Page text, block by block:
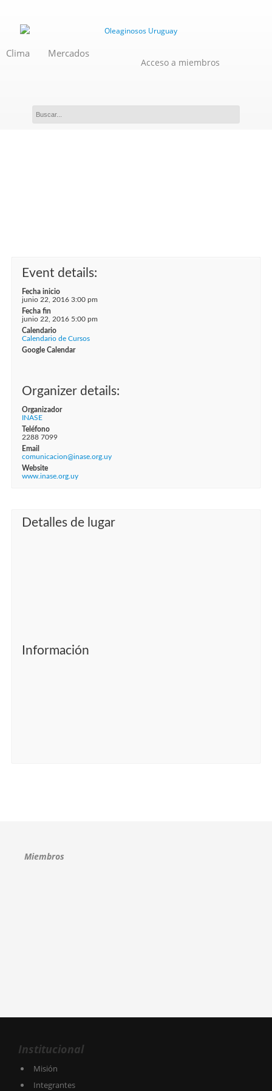
Clima Mercados
Acceso a miembros
Event details:
Fecha inicio
junio 22, 2016 3:00 pm
Fecha fin
junio 22, 2016 5:00 pm
Calendario
Calendario de Cursos
Google Calendar
Organizer details:
Organizador
INASE
Teléfono
2288 7099
Email
comunicacion@inase.org.uy
Website
www.inase.org.uy
Detalles de lugar
Información
Miembros
Institucional
Misión
Integrantes